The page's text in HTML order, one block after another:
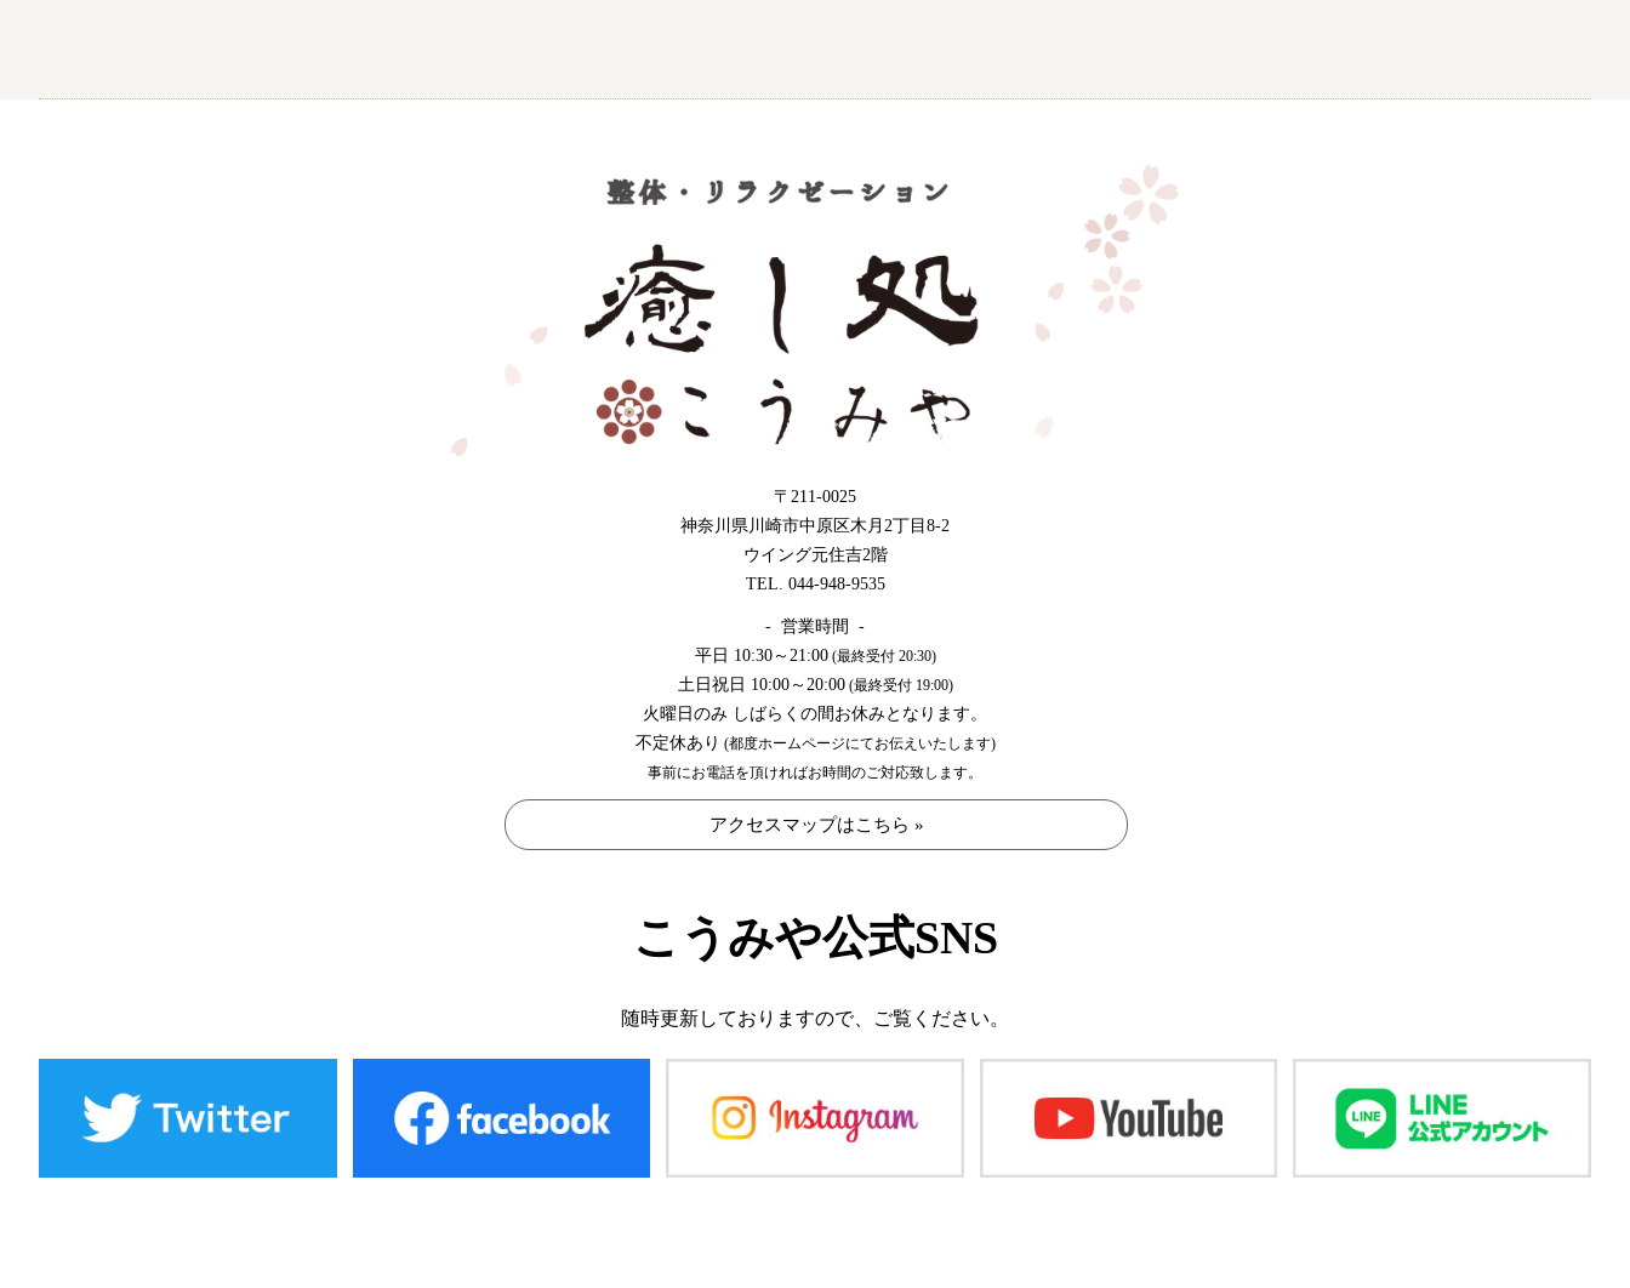
〒211-0025
神奈川県川崎市中原区木月2丁目8-2
ウイング元住吉2階
TEL. 044-948-9535
- 営業時間 -
平日 10:30～21:00(最終受付 20:30)
土日祝日 10:00～20:00(最終受付 19:00)
火曜日のみ しばらくの間お休みとなります。
不定休あり (都度ホームページにてお伝えいたします)
事前にお電話を頂ければお時間のご対応致します。
アクセスマップはこちら »
こうみや公式SNS
随時更新しておりますので、 ご覧ください。